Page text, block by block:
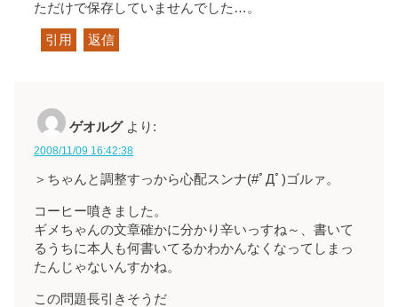
ただけで保存していませんでした…。
引用 返信
ゲオルグ より:
2008/11/09 16:42:38
＞ちゃんと調整すっから心配スンナ(#ﾟДﾟ)ゴルァ。
コーヒー噴きました。
ギメちゃんの文章確かに分かり辛いっすね～、書いて
るうちに本人も何書いてるかわかんなくなってしまっ
たんじゃないんすかね。
この問題長引きそうだ